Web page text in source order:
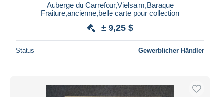
Auberge du Carrefour,Vielsalm,Baraque
Fraiture,ancienne,belle carte pour collection
± 9,25 $
Status Gewerblicher Händler